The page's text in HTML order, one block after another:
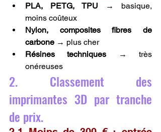
PLA, PETG, TPU → basique,
moins coûteux
Nylon, composites fibres de
carbone → plus cher
Résines techniques → très
onéreuses
2. Classement des
imprimantes 3D par tranche
de prix.